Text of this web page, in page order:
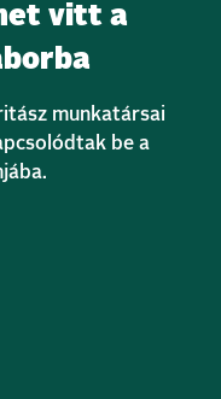
vitt a
munkatársai
be a